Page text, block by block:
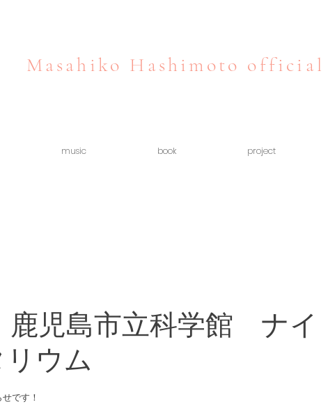
Masahiko Hashimoto official
music book project
児島市立科学館 ナイ
リウム
です！